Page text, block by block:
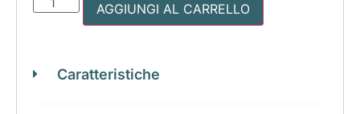
AGGIUNGI AL CARRELLO
Caratteristiche